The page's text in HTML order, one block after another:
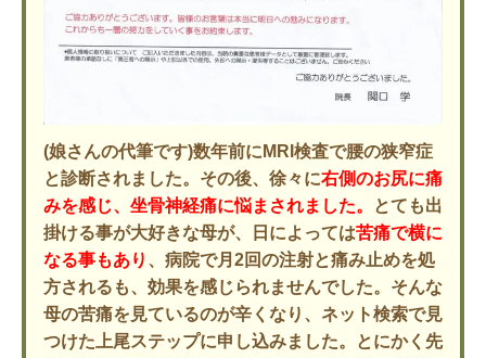
(娘さんの代筆です)数年前にMRI検査で腰の狭窄症
と診断されました。その後、徐々に右側のお尻に痛
みを感じ、坐骨神経痛に悩まされました。
とても出
掛ける事が大好きな母が、日によっては苦痛で横に
なる事もあり 、病院で月2回の注射と痛み止めを処
方されるも、効果を感じられませんでした。そんな
母の苦痛を見ているのが辛くなり、ネット検索で見
つけた上尾ステップに申し込みました。とにかく先